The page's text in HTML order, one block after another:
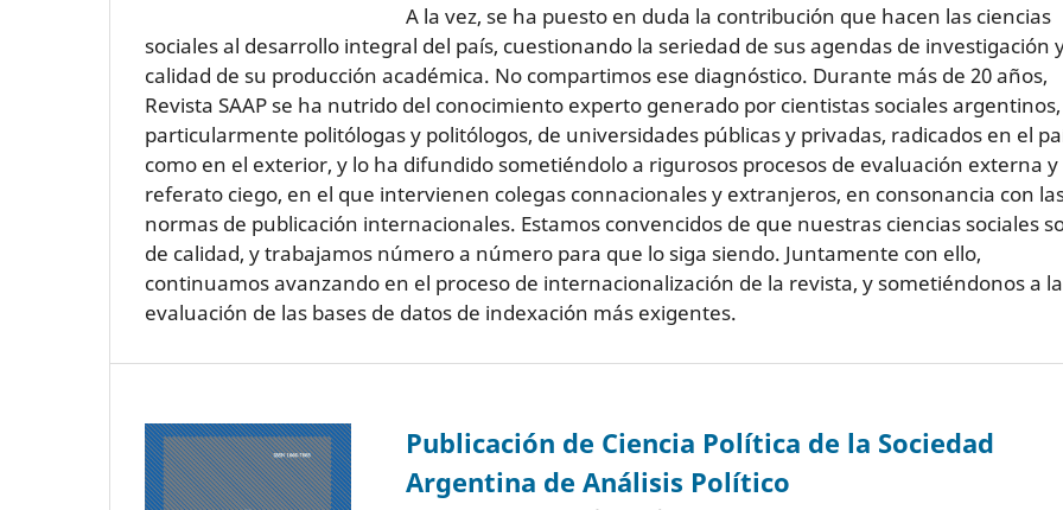
A la vez, se ha puesto en duda la contribución que hacen las ciencias
sociales al desarrollo integral del país, cuestionando la seriedad de sus agendas de investigación
calidad de su producción académica. No compartimos ese diagnóstico. Durante más de 20 años,
Revista SAAP se ha nutrido del conocimiento experto generado por cientistas sociales argentinos,
particularmente politólogas y politólogos, de universidades públicas y privadas, radicados en el
como en el exterior, y lo ha difundido sometiéndolo a rigurosos procesos de evaluación externa y
referato ciego, en el que intervienen colegas connacionales y extranjeros, en consonancia con
normas de publicación internacionales. Estamos convencidos de que nuestras ciencias sociales
de calidad, y trabajamos número a número para que lo siga siendo. Juntamente con ello,
continuamos avanzando en el proceso de internacionalización de la revista, y sometiéndonos a la
evaluación de las bases de datos de indexación más exigentes.
Publicación de Ciencia Política de la Sociedad
Argentina de Análisis Político